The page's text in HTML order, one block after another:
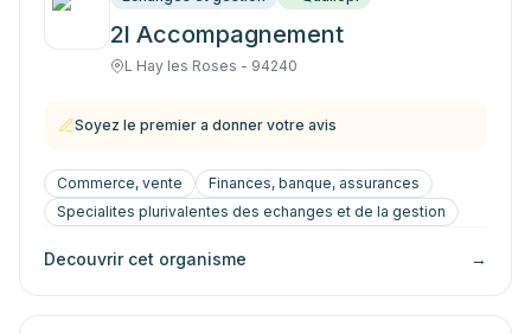
2l Accompagnement
L Hay les Roses - 94240
Soyez le premier a donner votre avis
Commerce, vente
Finances, banque, assurances
Specialites plurivalentes des echanges et de la gestion
Decouvrir cet organisme →